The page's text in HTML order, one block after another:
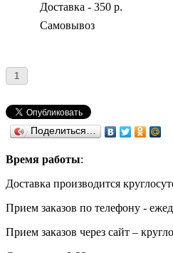
Доставка - 350 р.
Самовывоз
Поделиться…
Время работы:
Доставка производится
Прием заказов по телефону -
Прием заказов через сайт –